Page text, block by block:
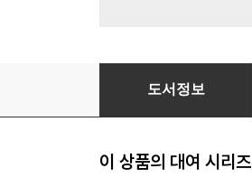
[대여] 모래시계 1
도서정보
이 상품의 대여 시리즈